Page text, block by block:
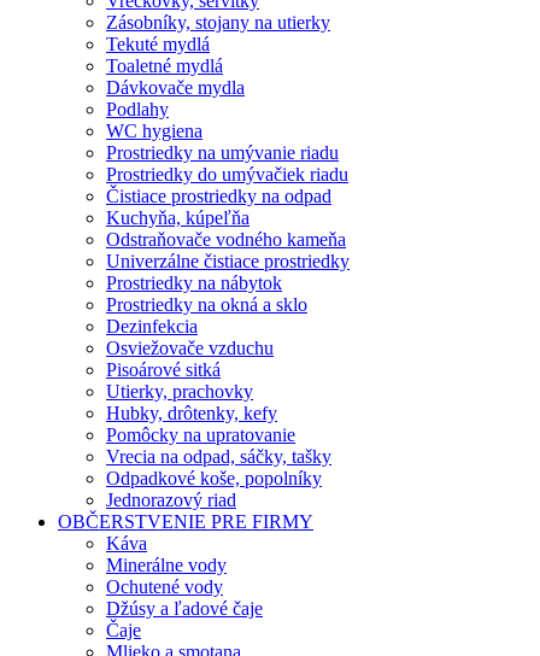
Zásobníky, stojany na utierky
Tekuté mydlá
Toaletné mydlá
Dávkovače mydla
Podlahy
WC hygiena
Prostriedky na umývanie riadu
Prostriedky do umývačiek riadu
Čistiace prostriedky na odpad
Kuchyňa, kúpeľňa
Odstraňovače vodného kameňa
Univerzálne čistiace prostriedky
Prostriedky na nábytok
Prostriedky na okná a sklo
Dezinfekcia
Osviežovače vzduchu
Pisoárové sitká
Utierky, prachovky
Hubky, drôtenky, kefy
Pomôcky na upratovanie
Vrecia na odpad, sáčky, tašky
Odpadkové koše, popolníky
Jednorazový riad
OBČERSTVENIE PRE FIRMY
Káva
Minerálne vody
Ochutené vody
Džúsy a ľadové čaje
Čaje
Mlieko a smotana